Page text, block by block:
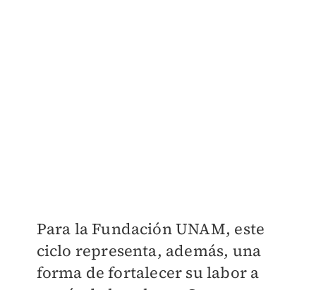
Para la Fundación UNAM, este
ciclo representa, además, una
forma de fortalecer su labor a